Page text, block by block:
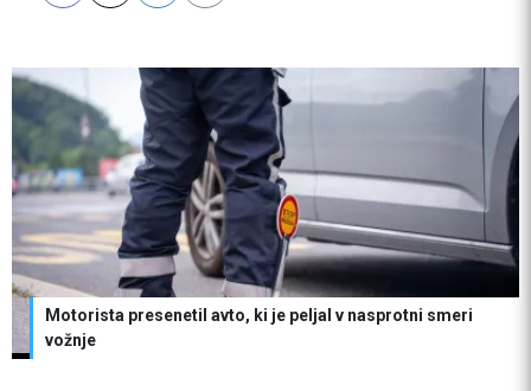
Motorista presenetil avto, ki je peljal v nasprotni smeri
vožnje